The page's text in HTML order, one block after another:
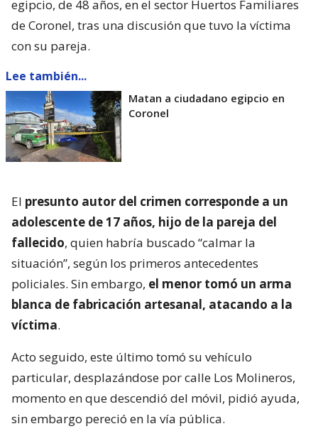
egipcio, de 48 años, en el sector Huertos Familiares
de Coronel, tras una discusión que tuvo la víctima
con su pareja.
Lee también...
Matan a ciudadano egipcio en
Coronel
El presunto autor del crimen corresponde a un
adolescente de 17 años, hijo de la pareja del
fallecido, quien habría buscado “calmar la
situación”, según los primeros antecedentes
policiales. Sin embargo, el menor tomó un arma
blanca de fabricación artesanal, atacando a la
víctima.
Acto seguido, este último tomó su vehículo
particular, desplazándose por calle Los Molineros,
momento en que descendió del móvil, pidió ayuda,
sin embargo pereció en la vía pública.